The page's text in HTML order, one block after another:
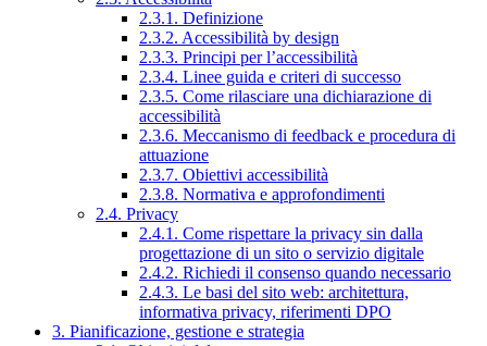
2.3.1. Definizione
2.3.2. Accessibilità by design
2.3.3. Principi per l’accessibilità
2.3.4. Linee guida e criteri di successo
2.3.5. Come rilasciare una dichiarazione di
accessibilità
2.3.6. Meccanismo di feedback e procedura di
attuazione
2.3.7. Obiettivi accessibilità
2.3.8. Normativa e approfondimenti
2.4. Privacy
2.4.1. Come rispettare la privacy sin dalla
progettazione di un sito o servizio digitale
2.4.2. Richiedi il consenso quando necessario
2.4.3. Le basi del sito web: architettura,
informativa privacy, riferimenti DPO
3. Pianificazione, gestione e strategia